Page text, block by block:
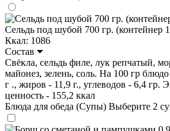
Сельдь под шубой 700 гр. (контейнер
Ккал: 1086
Состав
Свёкла, сельдь филе, лук репчатый,
майонез, зелень, соль. На 100 гр
г ., жиров - 11,9 г., углеводов - 6,4 гр.
ценность - 155,2 ккал
Блюда для обеда (Супы) Выберите 2